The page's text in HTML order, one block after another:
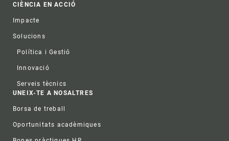
CIÈNCIA EN ACCIÓ
Impacte
Solucions
Política i Gestió
Innovació
Serveis tècnics
UNEIX-TE A NOSALTRES
Borsa de treball
Oportunitats acadèmiques